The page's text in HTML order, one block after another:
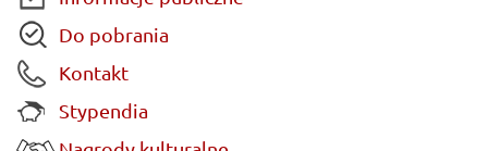
Do pobrania
Kontakt
Stypendia